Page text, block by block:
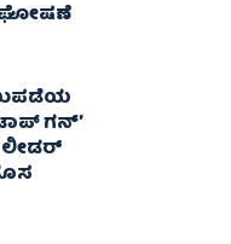
ಗನ್’
ಲೀಡರ್